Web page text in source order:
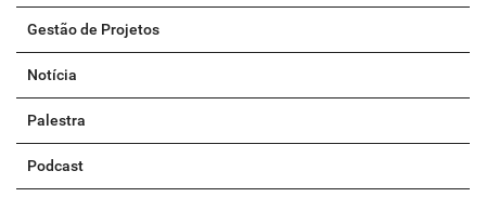
Gestão de Projetos
Notícia
Palestra
Podcast